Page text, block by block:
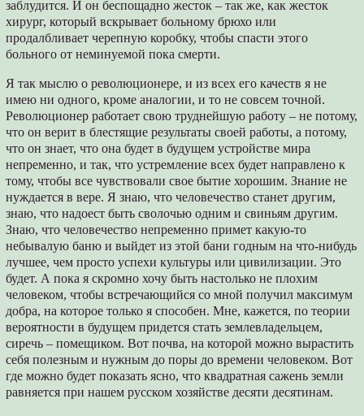
заблудится. И он беспощадно жесток – так же, как жесток
хирург, который вскрывает больному брюхо или
продалбливает черепную коробку, чтобы спасти этого
больного от неминуемой пока смерти.
Я так мыслю о революционере, и из всех его качеств я не
имею ни одного, кроме аналогии, и то не совсем точной.
Революционер работает свою труднейшую работу – не потому,
что он верит в блестящие результаты своей работы, а потому,
что он знает, что она будет в будущем устройстве мира
непременно, и так, что устремление всех будет направлено к
тому, чтобы все чувствовали свое бытие хорошим. Знание не
нуждается в вере. Я знаю, что человечество станет другим,
знаю, что надоест быть сволочью одним и свиньям другим.
Знаю, что человечество непременно примет какую-то
небывалую баню и выйдет из этой бани годным на что-нибудь
лучшее, чем просто успехи культуры или цивилизации. Это
будет. А пока я скромно хочу быть настолько не плохим
человеком, чтобы встречающийся со мной получил максимум
добра, на которое только я способен. Мне, кажется, по теории
вероятности в будущем придется стать землевладельцем,
сиречь – помещиком. Вот почва, на которой можно вырастить
себя полезным и нужным до поры до времени человеком. Вот
где можно будет показать ясно, что квадратная сажень земли
равняется при нашем русском хозяйстве десяти десятинам.